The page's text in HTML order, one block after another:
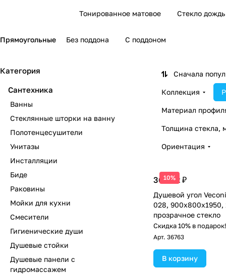
Тонированное матовое Стекло дождь
Прямоугольные Без поддона С поддоном
Сначала
Коллекция
Материал
Толщина стекла,
Ориентация
10%
36 342 ₽
Душевой угол
028, 900х800х1950,
прозрачное стекло
Скидка 10% в подарок!
Арт. 36763
В корзину
Категория
Сантехника
Ванны
Стеклянные шторки на ванну
Полотенцесушители
Унитазы
Инсталляции
Биде
Раковины
Мойки для кухни
Смесители
Гигиенические души
Душевые стойки
Душевые панели с
гидромассажем